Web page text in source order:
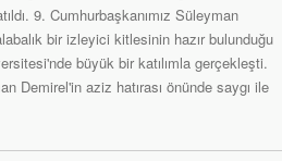
9. Cumhurbaşkanımız Süleyman
bir izleyici kitlesinin hazır bulunduğu
büyük bir katılımla gerçekleşti.
Demirel'in aziz hatırası önünde saygı ile